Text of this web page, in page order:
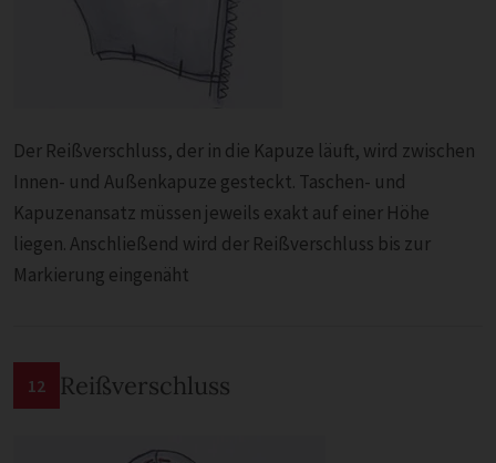
Der Reißverschluss, der in die Kapuze läuft, wird zwischen
Innen- und Außenkapuze gesteckt. Taschen- und
Kapuzenansatz müssen jeweils exakt auf einer Höhe
liegen. Anschließend wird der Reißverschluss bis zur
Markierung eingenäht
12 Reißverschluss